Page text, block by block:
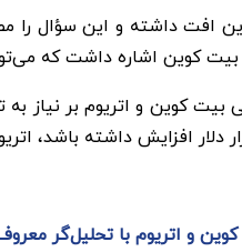
کوین و اتریوم بر نیاز
و اتریوم با تحلیل‌گر